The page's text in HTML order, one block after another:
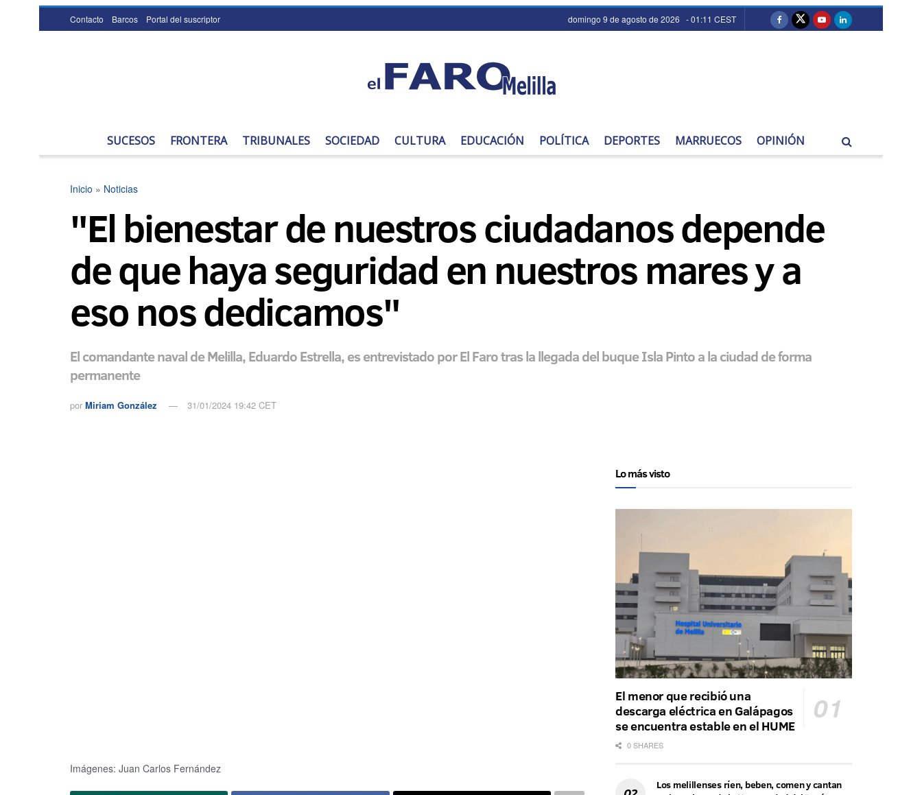
Contacto Barcos Portal del suscriptor domingo 9 de agosto de 2026 - 01:11 CEST
SUCESOS FRONTERA TRIBUNALES SOCIEDAD CULTURA EDUCACIÓN POLÍTICA DEPORTES MARRUECOS OPINIÓN
Inicio » Noticias
"El bienestar de nuestros ciudadanos depende
de que haya seguridad en nuestros mares y a
eso nos dedicamos"
El comandante naval de Melilla, Eduardo Estrella, es entrevistado por El Faro tras la llegada del buque Isla Pinto a la ciudad de forma
permanente
por Miriam González 31/01/2024 19:42 CET
Imágenes: Juan Carlos Fernández
Lo más visto
El menor que recibió una
descarga eléctrica en Galápagos
se encuentra estable en el HUME
0 SHARES
Los melillenses ríen, beben, comen y cantan